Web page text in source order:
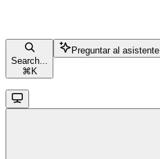
Search...
⌘ K
Preguntar al asistente